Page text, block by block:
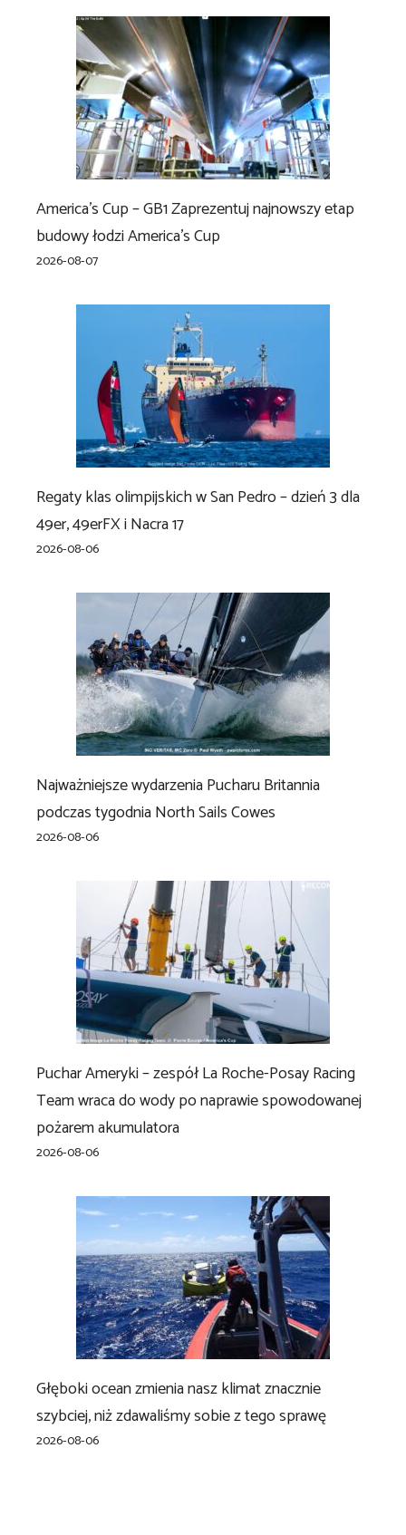
America’s Cup – GB1 Zaprezentuj najnowszy etap
budowy łodzi America’s Cup
2026-08-07
Regaty klas olimpijskich w San Pedro – dzień 3 dla
49er, 49erFX i Nacra 17
2026-08-06
Najważniejsze wydarzenia Pucharu Britannia
podczas tygodnia North Sails Cowes
2026-08-06
Puchar Ameryki – zespół La Roche-Posay Racing
Team wraca do wody po naprawie spowodowanej
pożarem akumulatora
2026-08-06
Głęboki ocean zmienia nasz klimat znacznie
szybciej, niż zdawaliśmy sobie z tego sprawę
2026-08-06